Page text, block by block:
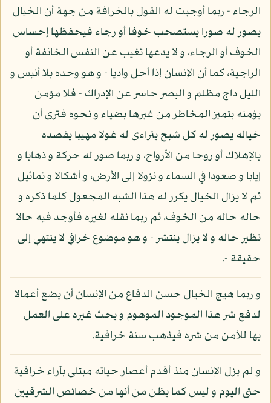
الرجاء - ربما أوجبت له القول بالخرافة من جهة أن الخيال
يصور له صورا يستصحب خوفا أو رجاء فيحفظها إحساس
الخوف أو الرجاء، و لا يدعها تغيب عن النفس الخائفة أو
الراجية، كما أن الإنسان إذا أحل واديا - و هو وحده بلا أنيس و
الليل داج مظلم و البصر حاسر عن الإدراك - فلا مؤمن
يؤمنه بتميز المخاطر من غيرها بضياء و نحوه فترى أن
خياله يصور له كل شبح يتراءى له غولا مهيبا يقصده
بالإهلاك أو روحا من الأرواح، و ربما صور له حركة و ذهابا و
إيابا و صعودا في السماء و نزولا إلى الأرض، و أشكالا و تماثيل
ثم لا يزال الخيال يكرر له هذا الشبه المجعول كلما ذكره و
حاله حاله من الخوف، ثم ربما نقله لغيره فأوجد فيه حالا
نظير حاله و لا يزال ينتشر - و هو موضوع خرافي لا ينتهي إلى
حقيقة -.
و ربما هيج الخيال حسن الدفاع من الإنسان أن يضع أعمالا
لدفع شر هذا الموجود الموهوم و يحث غيره على العمل
بها للأمن من شره فيذهب سنة خرافية.
و لم يزل الإنسان منذ أقدم أعصار حياته مبتلى بآراء خرافية
حتى اليوم و ليس كما يظن من أنها من خصائص الشرقيين